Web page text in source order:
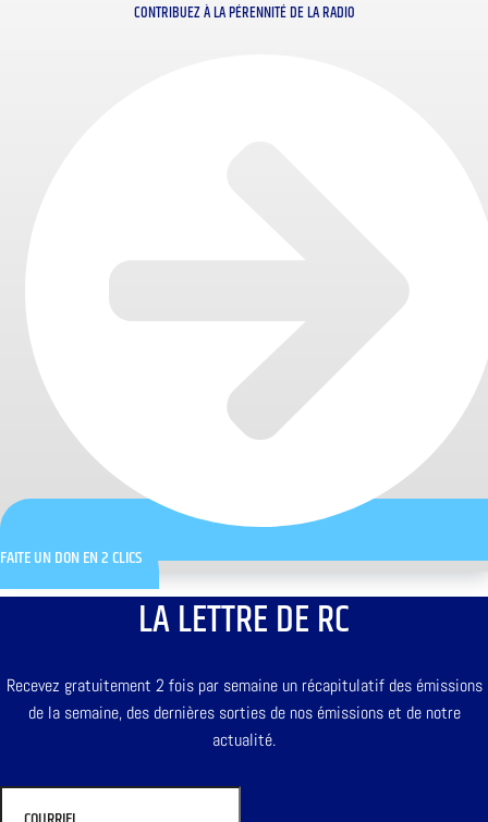
CONTRIBUEZ À LA PÉRENNITÉ DE LA RADIO
FAITE UN DON EN 2 CLICS
LA LETTRE DE RC
Recevez gratuitement 2 fois par semaine un récapitulatif des émissions
de la semaine, des dernières sorties de nos émissions et de notre
actualité.